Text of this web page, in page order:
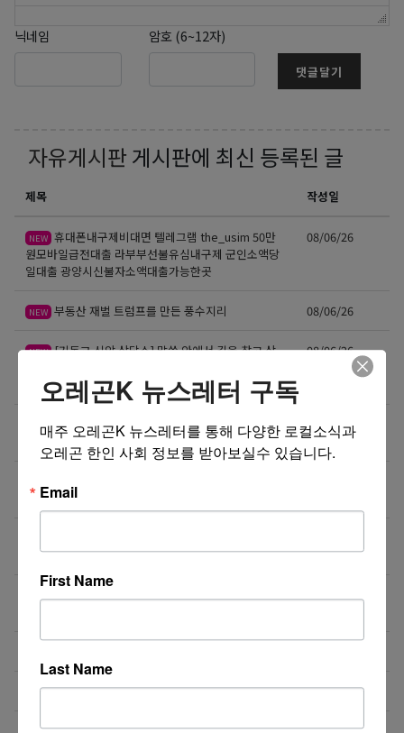
닉네임 암호 (6~12자)
댓글달기
자유게시판 게시판에 최신 등록된 글
제목 작성일
NEW 휴대폰내구제비대면 텔레그램 the_usim 50만
원모바일급전대출 라부부선불유심내구제 군인소액당
일대출 광양시신불자소액대출가능한곳
08/06/26
NEW 부동산 재벌 트럼프를 만든 풍수지리 08/06/26
NEW [기독교 신앙 상담소] 말씀 안에서 길을 찾고 상
도하며 돕겠습니다.
08/06/26
NEW [김삼수 부동산] 부동산 매매 전반에 대한 정확한
정보! 전문적인 지식과 경험!
08/06/26
권 심사의 새로운 변수
고 다니시나요?🥗
미국 입국 시 현금 신고, 가족 합산 1만 달러가 기준입
08/05/26
비즈니스 웹사이트 제작 프로모션 ($300부터~) 08/04/26
오레곤K 뉴스레터 구독
매주 오레곤K 뉴스레터를 통해 다양한 로컬소식과
오레곤 한인 사회 정보를 받아보실수 있습니다.
Email
First Name
Last Name